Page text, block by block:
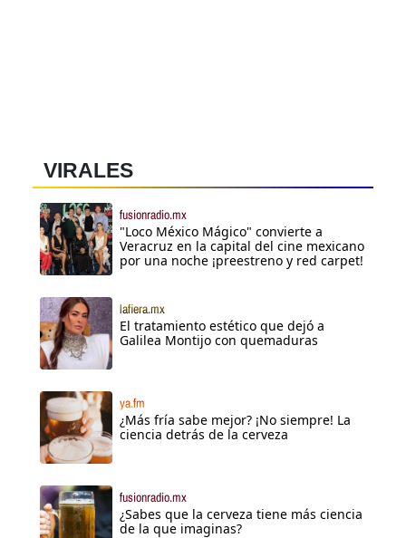
VIRALES
fusionradio.mx
"Loco México Mágico" convierte a
Veracruz en la capital del cine mexicano
por una noche ¡preestreno y red carpet!
lafiera.mx
El tratamiento estético que dejó a
Galilea Montijo con quemaduras
ya.fm
¿Más fría sabe mejor? ¡No siempre! La
ciencia detrás de la cerveza
fusionradio.mx
¿Sabes que la cerveza tiene más ciencia
de la que imaginas?